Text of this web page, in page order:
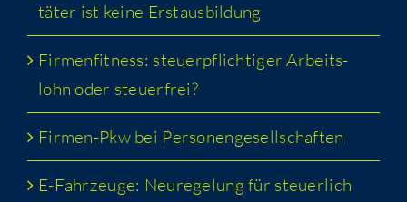
tä­ter ist kei­ne Erstausbildung
Fir­men­fit­ness: steu­er­pflich­ti­ger Arbeits­
lohn oder steuerfrei?
Fir­men-Pkw bei Personengesellschaften
E-Fahr­zeu­ge: Neu­re­ge­lung für steu­er­lich